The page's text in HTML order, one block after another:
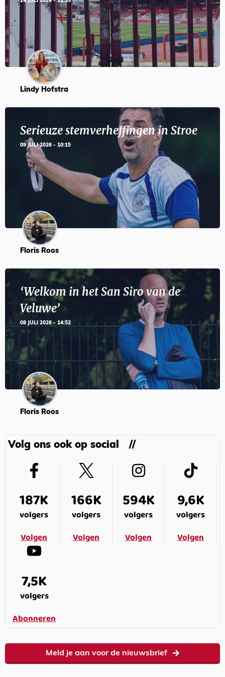
Lindy Hofstra
Serieuze stemverheffingen in Stroe
09 JULI 2026 - 10:15
Floris Roos
‘Welkom in het San Siro van de
Veluwe’
08 JULI 2026 - 14:52
Floris Roos
Volg ons ook op social
187K
volgers
Volgen
166K
volgers
Volgen
594K
volgers
Volgen
9,6K
volgers
Volgen
7,5K
volgers
Abonneren
Meld je aan voor de nieuwsbrief